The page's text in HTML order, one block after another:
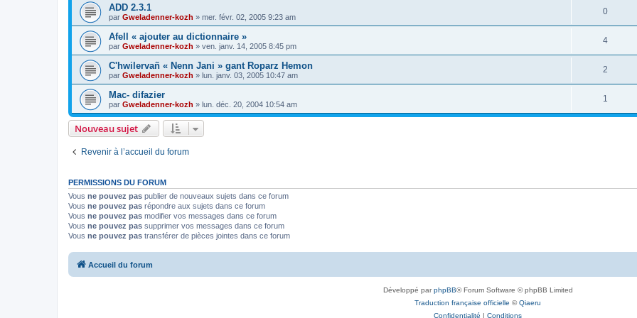
ADD 2.3.1
par Gweladenner-kozh » mer. févr. 02, 2005 9:23 am
0
Afell « ajouter au dictionnaire »
par Gweladenner-kozh » ven. janv. 14, 2005 8:45 pm
4
C'hwilervañ « Nenn Jani » gant Roparz Hemon
par Gweladenner-kozh » lun. janv. 03, 2005 10:47 am
2
Mac- difazier
par Gweladenner-kozh » lun. déc. 20, 2004 10:54 am
1
Nouveau sujet
Revenir à l’accueil du forum
PERMISSIONS DU FORUM
Vous ne pouvez pas publier de nouveaux sujets dans ce forum
Vous ne pouvez pas répondre aux sujets dans ce forum
Vous ne pouvez pas modifier vos messages dans ce forum
Vous ne pouvez pas supprimer vos messages dans ce forum
Vous ne pouvez pas transférer de pièces jointes dans ce forum
Accueil du forum
Développé parphpBB® Forum Software © phpBB Limited
Traduction française officielle ©Qiaeru
Confidentialité | Conditions